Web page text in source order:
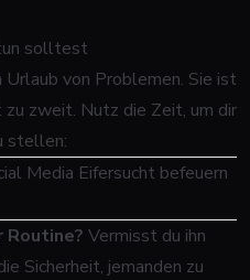
solltest
Urlaub von Problemen. Sie ist
zweit. Nutz die Zeit, um dir
stellen:
Media Eifersucht befeuern
Routine? Vermisst du ihn
Sicherheit, jemanden zu